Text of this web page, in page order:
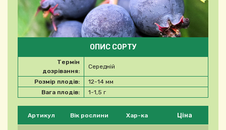
Будь ласка, виберіть продукт
Артикул Вік рослини Хар-ка Ціна
ОПИС СОРТУ
Термін
дозрівання:
Середній
Розмір плодів:
12-14 мм
Вага плодів:
1-1,5 г